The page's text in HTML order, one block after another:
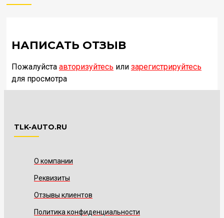
НАПИСАТЬ ОТЗЫВ
Пожалуйста авторизуйтесь или зарегистрируйтесь
для просмотра
TLK-AUTO.RU
О компании
Реквизиты
Отзывы клиентов
Политика конфиденциальности